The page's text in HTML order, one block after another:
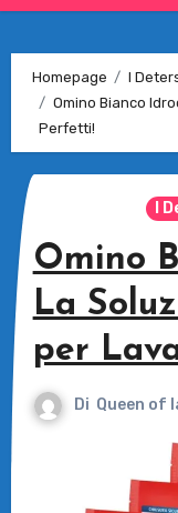
Homepage
I
Omino Bianco
Perfetti!
I
Omino
La
per
Di Queen of